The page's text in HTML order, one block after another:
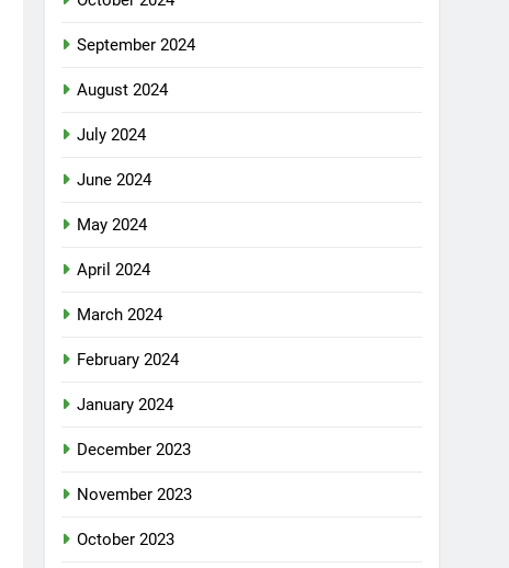
September 2024
August 2024
July 2024
June 2024
May 2024
April 2024
March 2024
February 2024
January 2024
December 2023
November 2023
October 2023